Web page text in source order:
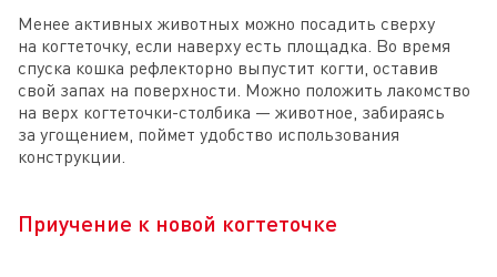
Менее активных животных можно посадить сверху
на когтеточку, если наверху есть площадка. Во время
спуска кошка рефлекторно выпустит когти, оставив
свой запах на поверхности. Можно положить лакомство
на верх когтеточки-столбика — животное, забираясь
за угощением, поймет удобство использования
конструкции.
Приучение к новой когтеточке